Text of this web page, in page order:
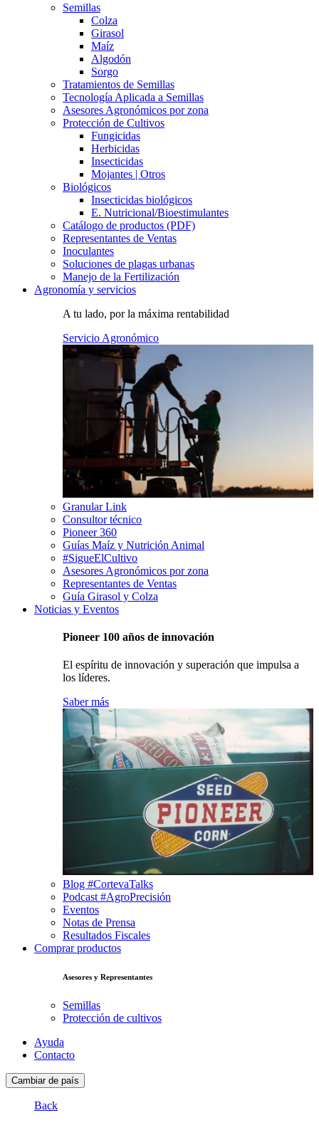
Semillas
Colza
Girasol
Maíz
Algodón
Sorgo
Tratamientos de Semillas
Tecnología Aplicada a Semillas
Asesores Agronómicos por zona
Protección de Cultivos
Fungicidas
Herbicidas
Insecticidas
Mojantes | Otros
Biológicos
Insecticidas biológicos
E. Nutricional/Bioestimulantes
Catálogo de productos (PDF)
Representantes de Ventas
Inoculantes
Soluciones de plagas urbanas
Manejo de la Fertilización
Agronomía y servicios
A tu lado, por la máxima rentabilidad
Servicio Agronómico
Granular Link
Consultor técnico
Pioneer 360
Guías Maíz y Nutrición Animal
#SigueElCultivo
Asesores Agronómicos por zona
Representantes de Ventas
Guía Girasol y Colza
Noticias y Eventos
Pioneer 100 años de innovación
El espíritu de innovación y superación que impulsa a
los líderes.
Saber más
Blog #CortevaTalks
Podcast #AgroPrecisión
Eventos
Notas de Prensa
Resultados Fiscales
Comprar productos
Asesores y Representantes
Semillas
Protección de cultivos
Ayuda
Contacto
Cambiar de país
Back